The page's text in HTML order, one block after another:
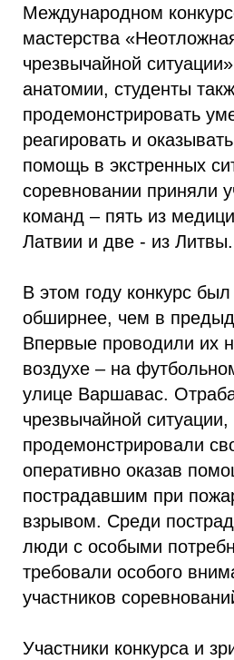
Международном
мастерства
чрезвычайной
анатомии, студенты
продемонстрировать
реагировать и
помощь в экстренных
соревновании приняли
команд – пять из
Латвии и две - из Литвы.
В этом году конкурс был
обширнее, чем в
Впервые проводили их
воздухе – на
улице Варшавас.
чрезвычайной
продемонстрировали
оперативно оказав
пострадавшим при
взрывом. Среди
люди с особыми
требовали особого
участников
Участники конкурса и